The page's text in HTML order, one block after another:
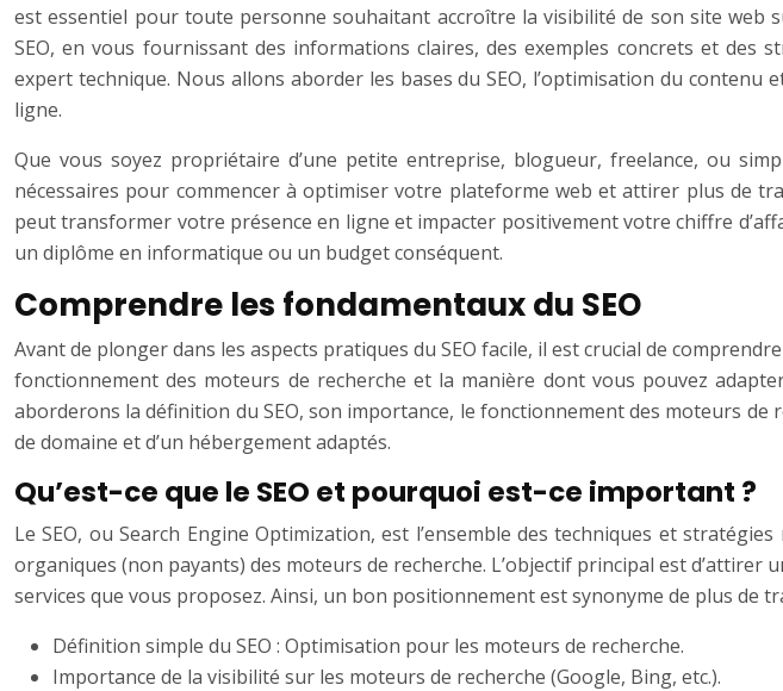
est essentiel pour toute personne souhaitant accroître la visibilité de son site web
SEO, en vous fournissant des informations claires, des exemples concrets et
expert technique. Nous allons aborder les bases du SEO, l’optimisation du
ligne.
Que vous soyez propriétaire d’une petite entreprise, blogueur, freelance, ou
nécessaires pour commencer à optimiser votre plateforme web et attirer plus de
peut transformer votre présence en ligne et impacter positivement votre chiffre
un diplôme en informatique ou un budget conséquent.
Comprendre les fondamentaux du SEO
Avant de plonger dans les aspects pratiques du SEO facile, il est crucial de
fonctionnement des moteurs de recherche et la manière dont vous pouvez
aborderons la définition du SEO, son importance, le fonctionnement des moteurs de
de domaine et d’un hébergement adaptés.
Qu’est-ce que le SEO et pourquoi est-ce important ?
Le SEO, ou Search Engine Optimization, est l’ensemble des techniques et
organiques (non payants) des moteurs de recherche. L’objectif principal est
services que vous proposez. Ainsi, un bon positionnement est synonyme de plus de
Définition simple du SEO : Optimisation pour les moteurs de recherche.
Importance de la visibilité sur les moteurs de recherche (Google, Bing, etc.).